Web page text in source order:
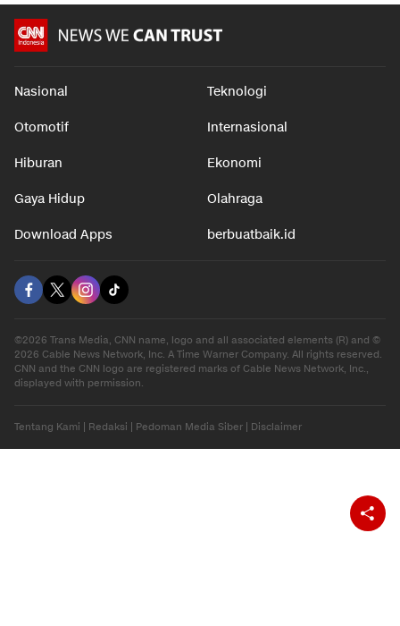
Nasional Teknologi
Otomotif Internasional
Hiburan Ekonomi
Gaya Hidup Olahraga
Download Apps berbuatbaik.id
©2026 Trans Media, CNN name, logo and all associated elements (R) and ©
2026 Cable News Network, Inc. A Time Warner Company. All rights reserved.
CNN and the CNN logo are registered marks of Cable News Network, Inc.,
displayed with permission.
Tentang Kami Redaksi Pedoman Media Siber Disclaimer